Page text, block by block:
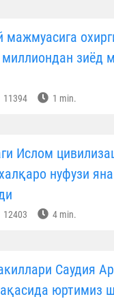
зиёд
11394 1 min.
Ислом
нуфузи
12403 4 min.
Саудия
юртимиз